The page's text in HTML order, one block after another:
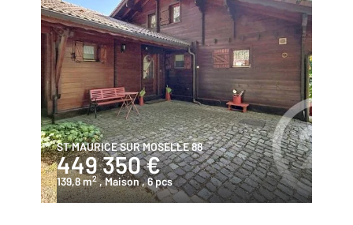
ST MAURICE SUR MOSELLE 88
449 350 €
139,8 m2 , Maison, 6 pcs